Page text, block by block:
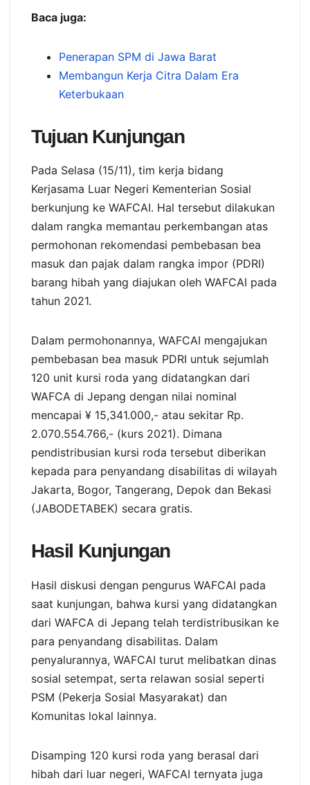
Baca juga:
Penerapan SPM di Jawa Barat
Membangun Kerja Citra Dalam Era
Keterbukaan
Tujuan Kunjungan
Pada Selasa (15/11), tim kerja bidang
Kerjasama Luar Negeri Kementerian Sosial
berkunjung ke WAFCAI. Hal tersebut dilakukan
dalam rangka memantau perkembangan atas
permohonan rekomendasi pembebasan bea
masuk dan pajak dalam rangka impor (PDRI)
barang hibah yang diajukan oleh WAFCAI pada
tahun 2021.
Dalam permohonannya, WAFCAI mengajukan
pembebasan bea masuk PDRI untuk sejumlah
120 unit kursi roda yang didatangkan dari
WAFCA di Jepang dengan nilai nominal
mencapai ¥ 15,341.000,- atau sekitar Rp.
2.070.554.766,- (kurs 2021). Dimana
pendistribusian kursi roda tersebut diberikan
kepada para penyandang disabilitas di wilayah
Jakarta, Bogor, Tangerang, Depok dan Bekasi
(JABODETABEK) secara gratis.
Hasil Kunjungan
Hasil diskusi dengan pengurus WAFCAI pada
saat kunjungan, bahwa kursi yang didatangkan
dari WAFCA di Jepang telah terdistribusikan ke
para penyandang disabilitas. Dalam
penyalurannya, WAFCAI turut melibatkan dinas
sosial setempat, serta relawan sosial seperti
PSM (Pekerja Sosial Masyarakat) dan
Komunitas lokal lainnya.
Disamping 120 kursi roda yang berasal dari
hibah dari luar negeri, WAFCAI ternyata juga